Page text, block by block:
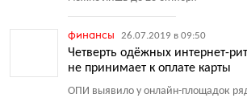
финансы 26.07.2019 в 09:50
Четверть одёжных интернет-
не принимает к оплате карты
ОПИ выявило у онлайн-площадок